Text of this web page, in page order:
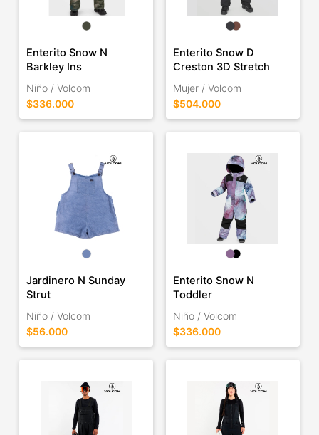
Enterito Snow N
Barkley Ins
Niño / Volcom
$336.000
Enterito Snow D
Creston 3D Stretch
Mujer / Volcom
$504.000
Jardinero N Sunday
Strut
Niño / Volcom
$56.000
Enterito Snow N
Toddler
Niño / Volcom
$336.000